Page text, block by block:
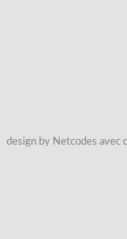
design by Netcodes avec